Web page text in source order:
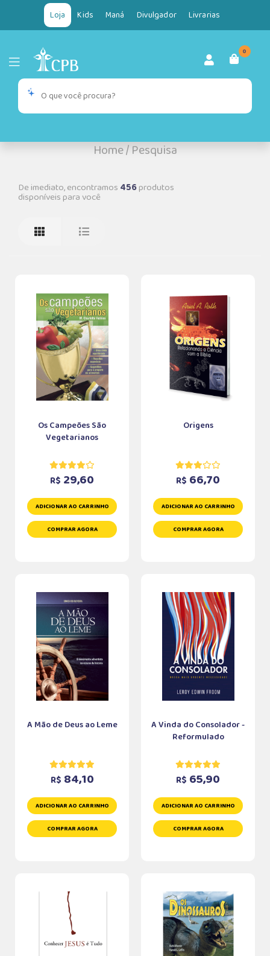
Loja Kids Maná Divulgador Livrarias
0
Home/Pesquisa
De imediato, encontramos 456produtos
disponíveis para você
Os Campeões São
Vegetarianos
R$ 29,60
ADICIONAR AO CARRINHO
COMPRAR AGORA
Origens
R$ 66,70
ADICIONAR AO CARRINHO
COMPRAR AGORA
A Mão de Deus ao Leme
R$ 84,10
ADICIONAR AO CARRINHO
COMPRAR AGORA
A Vinda do Consolador -
Reformulado
R$ 65,90
ADICIONAR AO CARRINHO
COMPRAR AGORA